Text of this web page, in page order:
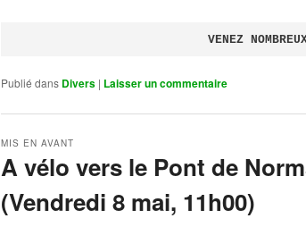
VENEZ
Publié dans Divers | Laisser un commentaire
A vélo vers le Pont de
(Vendredi 8 mai, 11h00)
MIS EN AVANT